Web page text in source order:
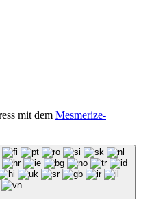
mit dem Mesmerize-